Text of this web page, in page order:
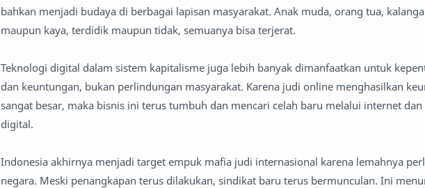
bahkan menjadi budaya di berbagai lapisan masyarakat. Anak muda, orang tua,
maupun kaya, terdidik maupun tidak, semuanya bisa terjerat.
Teknologi digital dalam sistem kapitalisme juga lebih banyak dimanfaatkan untuk
dan keuntungan, bukan perlindungan masyarakat. Karena judi online menghasilkan
sangat besar, maka bisnis ini terus tumbuh dan mencari celah baru melalui internet dan
digital.
Indonesia akhirnya menjadi target empuk mafia judi internasional karena lemahnya
negara. Meski penangkapan terus dilakukan, sindikat baru terus bermunculan. Ini